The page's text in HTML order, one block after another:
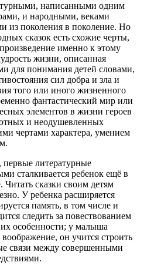
написанными одним
и народными, веками
из поколения в поколение. Но
сказок есть схожие черты,
именно к этому
жизни, описанная
для понимания детей словами,
сил добра и зла и
того или иного жизненного
фантастический мир или
элементов в жизни героев
и неодушевленных
чертами характера, умением
литературные
сталкивается ребенок ещё в
Читать сказки своим детям
У ребенка расширяется
память, в том числе и
следить за повествованием
особенности; у малыша
он учится строить
связи между совершенными